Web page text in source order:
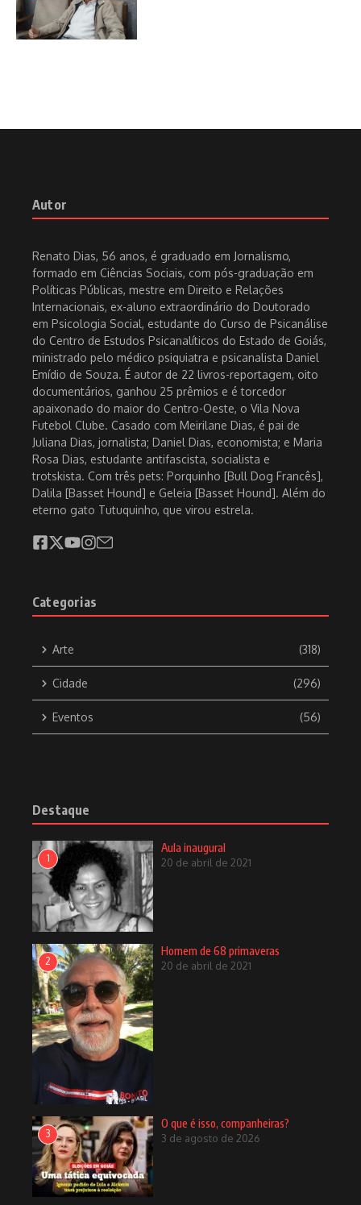
Autor
Renato Dias, 56 anos, é graduado em Jornalismo,
formado em Ciências Sociais, com pós-graduação em
Políticas Públicas, mestre em Direito e Relações
Internacionais, ex-aluno extraordinário do Doutorado
em Psicologia Social, estudante do Curso de Psicanálise
do Centro de Estudos Psicanalíticos do Estado de Goiás,
ministrado pelo médico psiquiatra e psicanalista Daniel
Emídio de Souza. É autor de 22 livros-reportagem, oito
documentários, ganhou 25 prêmios e é torcedor
apaixonado do maior do Centro-Oeste, o Vila Nova
Futebol Clube. Casado com Meirilane Dias, é pai de
Juliana Dias, jornalista; Daniel Dias, economista; e Maria
Rosa Dias, estudante antifascista, socialista e
trotskista. Com três pets: Porquinho [Bull Dog Francês],
Dalila [Basset Hound] e Geleia [Basset Hound]. Além do
eterno gato Tutuquinho, que virou estrela.
Categorias
Arte (318)
Cidade (296)
Eventos (56)
Destaque
1
Aula inaugural
20 de abril de 2021
2
Homem de 68 primaveras
20 de abril de 2021
3
O que é isso, companheiras?
3 de agosto de 2026